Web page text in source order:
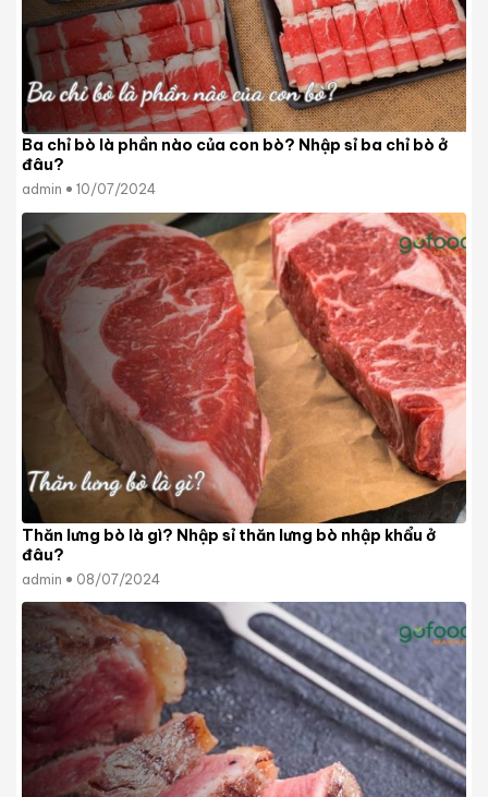
Ba chỉ bò là phần nào của con bò? Nhập sỉ ba chỉ bò ở
đâu?
admin 10/07/2024
Thăn lưng bò là gì? Nhập sỉ thăn lưng bò nhập khẩu ở
đâu?
admin 08/07/2024